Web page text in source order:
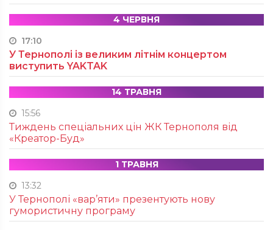
4 ЧЕРВНЯ
17:10
У Тернополі із великим літнім концертом
виступить YAKTAK
14 ТРАВНЯ
15:56
Тиждень спеціальних цін ЖК Тернополя від
«Креатор-Буд»
1 ТРАВНЯ
13:32
У Тернополі «вар’яти» презентують нову
гумористичну програму